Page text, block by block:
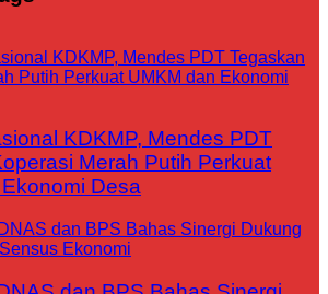
KDKMP, Mendes PDT
Merah Putih Perkuat
Desa